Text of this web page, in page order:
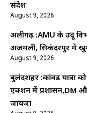
संदेश
August 9, 2026
अलीगढ़ :AMU के उर्दू
अजमली, सिकंदरपुर में
August 9, 2026
बुलंदशहर :कांवड़ यात्रा
एक्शन में प्रशासन,DM और
जायजा